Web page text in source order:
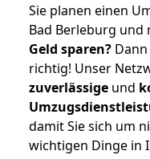
Sie planen einen
Bad Berleburg
Geld sparen?
richtig! Unser
zuverlässige und
damit Sie sich um
wichtigen Dinge in